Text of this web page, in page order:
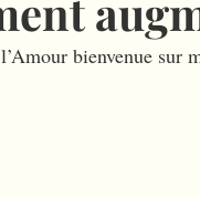
bienvenue sur